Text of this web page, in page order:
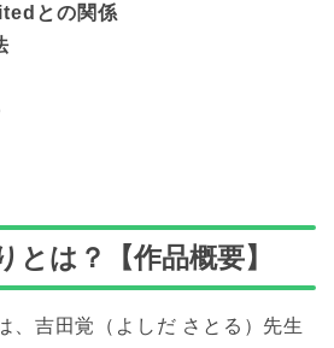
との関係
とは？【作品概要】
、吉田覚（よしだ さとる）先生